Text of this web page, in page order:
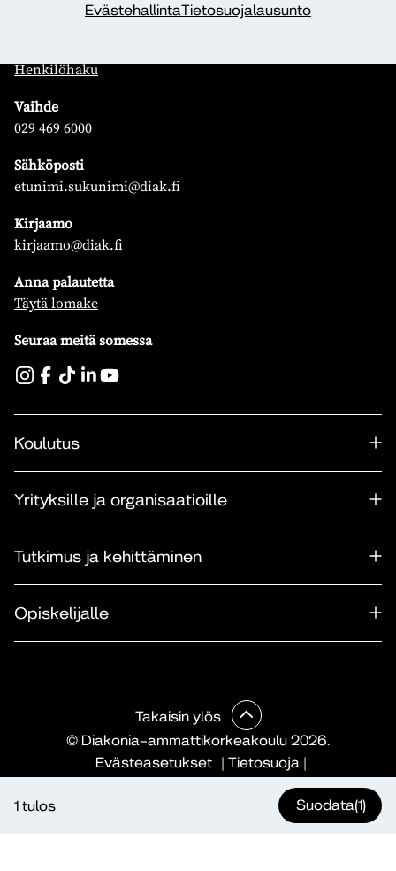
EvästehallintaTietosuojalausunto
1 tulos Suodata(1)
Henkilöhaku
Vaihde
029 469 6000
Sähköposti
etunimi.sukunimi@diak.fi
Kirjaamo
kirjaamo@diak.fi
Anna palautetta
Täytä lomake
Seuraa meitä somessa
Koulutus
Yrityksille ja organisaatioille
Tutkimus ja kehittäminen
Opiskelijalle
© Diakonia–ammattikorkeakoulu 2026.
Evästeasetukset
| Tietosuoja |
|Maksullisen
koulutuksen verkkokaupan sopimusehdot
Takaisin ylös